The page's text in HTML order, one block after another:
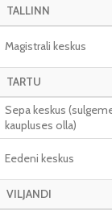
TALLINN
Magistrali keskus
TARTU
Sepa keskus
kaupluses olla)
Eedeni keskus
VILJANDI